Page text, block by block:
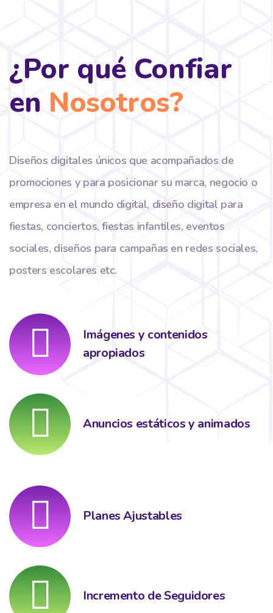
¿Por qué Confiar
en Nosotros?
Diseños digitales únicos que acompañados de
promociones y para posicionar su marca, negocio o
empresa en el mundo digital, diseño digital para
fiestas, conciertos, fiestas infantiles, eventos
sociales, diseños para campañas en redes sociales,
posters escolares etc.
Imágenes y contenidos
apropiados
Anuncios estáticos y animados
Planes Ajustables
Incremento de Seguidores